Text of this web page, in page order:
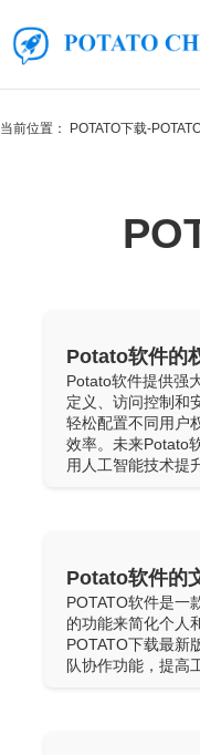
当前位置： POTATO下载-
Potato软件的
Potato软件提供强
定义、访问控制和
轻松配置不同用户
效率。未来Potato
用人工智能技术提
Potato软件的
POTATO软件是一
的功能来简化个人
POTATO下载最新
队协作功能，提高